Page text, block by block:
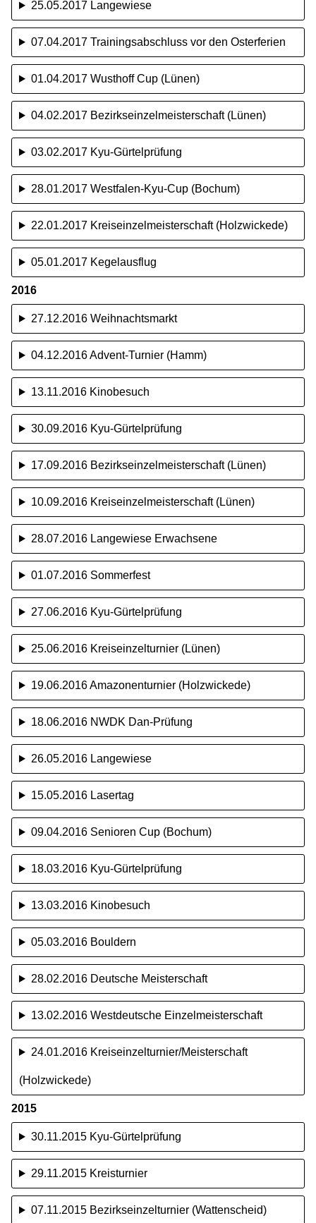
25.05.2017 Langewiese
07.04.2017 Trainingsabschluss vor den Osterferien
01.04.2017 Wusthoff Cup (Lünen)
04.02.2017 Bezirkseinzelmeisterschaft (Lünen)
03.02.2017 Kyu-Gürtelprüfung
28.01.2017 Westfalen-Kyu-Cup (Bochum)
22.01.2017 Kreiseinzelmeisterschaft (Holzwickede)
05.01.2017 Kegelausflug
2016
27.12.2016 Weihnachtsmarkt
04.12.2016 Advent-Turnier (Hamm)
13.11.2016 Kinobesuch
30.09.2016 Kyu-Gürtelprüfung
17.09.2016 Bezirkseinzelmeisterschaft (Lünen)
10.09.2016 Kreiseinzelmeisterschaft (Lünen)
28.07.2016 Langewiese Erwachsene
01.07.2016 Sommerfest
27.06.2016 Kyu-Gürtelprüfung
25.06.2016 Kreiseinzelturnier (Lünen)
19.06.2016 Amazonenturnier (Holzwickede)
18.06.2016 NWDK Dan-Prüfung
26.05.2016 Langewiese
15.05.2016 Lasertag
09.04.2016 Senioren Cup (Bochum)
18.03.2016 Kyu-Gürtelprüfung
13.03.2016 Kinobesuch
05.03.2016 Bouldern
28.02.2016 Deutsche Meisterschaft
13.02.2016 Westdeutsche Einzelmeisterschaft
24.01.2016 Kreiseinzelturnier/Meisterschaft
(Holzwickede)
2015
30.11.2015 Kyu-Gürtelprüfung
29.11.2015 Kreisturnier
07.11.2015 Bezirkseinzelturnier (Wattenscheid)